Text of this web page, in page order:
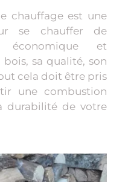
chauffage est une
se chauffer de
économique et
sa qualité, son
cela doit être pris
une combustion
durabilité de votre